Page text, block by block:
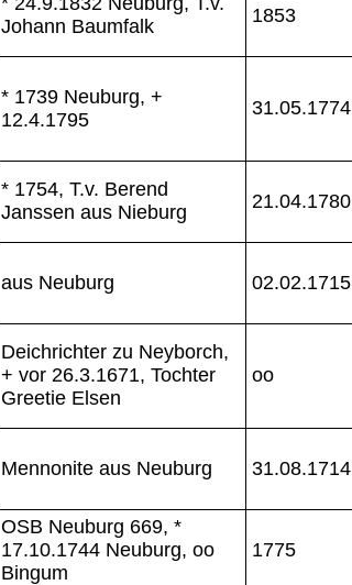
Johann Baumfalk
1853
* 1739 Neuburg, +
12.4.1795
31.05.1774
* 1754, T.v. Berend
Janssen aus Nieburg
21.04.1780
aus Neuburg 02.02.1715
Deichrichter zu Neyborch,
+ vor 26.3.1671, Tochter
Greetie Elsen
oo
Mennonite aus Neuburg 31.08.1714
OSB Neuburg 669, *
17.10.1744 Neuburg, oo
Bingum
1775